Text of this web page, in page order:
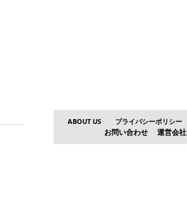
ABOUT US プライバシーポリシー
お問い合わせ 運営会社